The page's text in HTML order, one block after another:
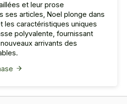
et leur prose
ses articles, Noel plonge dans
les caractéristiques uniques
polyvalente, fournissant
arrivants des